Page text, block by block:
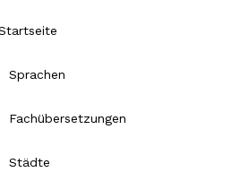
Sprachen
Fachübersetzungen
Städte